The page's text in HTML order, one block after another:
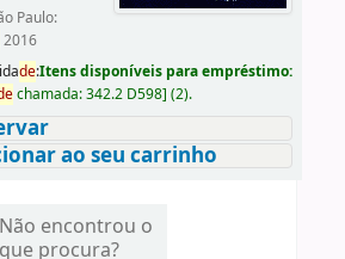
Paulo:
2016
de:Itens disponíveis para empréstimo:
chamada:342.2 D598] (2).
ao seu carrinho
Não encontrou o
que procura?